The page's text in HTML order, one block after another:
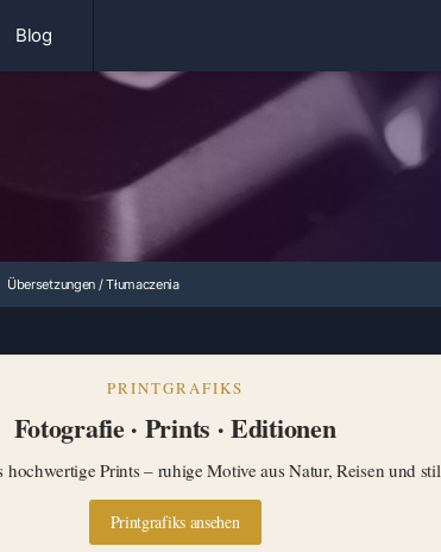
Blog
Übersetzungen / Tłumaczenia
PRINTGRAFIKS
Fotografie · Prints · Editionen
Prints – ruhige Motive aus Natur, Reisen und
Printgrafiks ansehen